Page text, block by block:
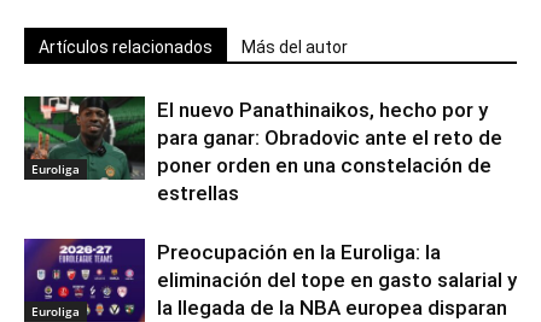
Artículos relacionados Más del autor
Euroliga
El nuevo Panathinaikos, hecho por y
para ganar: Obradovic ante el reto de
poner orden en una constelación de
estrellas
Euroliga
Preocupación en la Euroliga: la
eliminación del tope en gasto salarial y
la llegada de la NBA europea disparan